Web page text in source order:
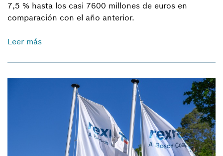
7,5 % hasta los casi 7600 millones de euros en
comparación con el año anterior.
Leer más